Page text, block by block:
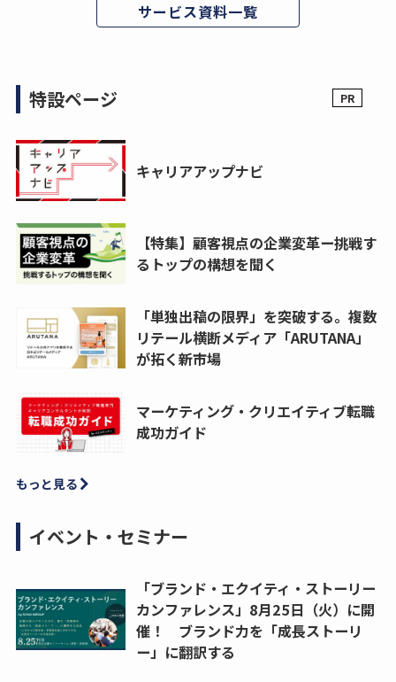
サービス資料一覧
特設ページ
キャリアアップナビ
【特集】顧客視点の企業変革ー挑戦す
るトップの構想を聞く
「単独出稿の限界」を突破する。複数
リテール横断メディア「ARUTANA」
が拓く新市場
マーケティング・クリエイティブ転職
成功ガイド
もっと見る
イベント・セミナー
「ブランド・エクイティ・ストーリー
カンファレンス」8月25日（火）に開
催！ ブランド力を「成長ストーリ
ー」に翻訳する